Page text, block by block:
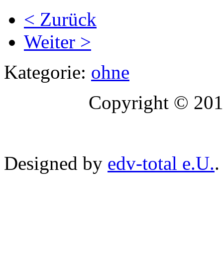
< Zurück
Weiter >
Kategorie: ohne
Copyright ©
Designed by edv-total e.U..